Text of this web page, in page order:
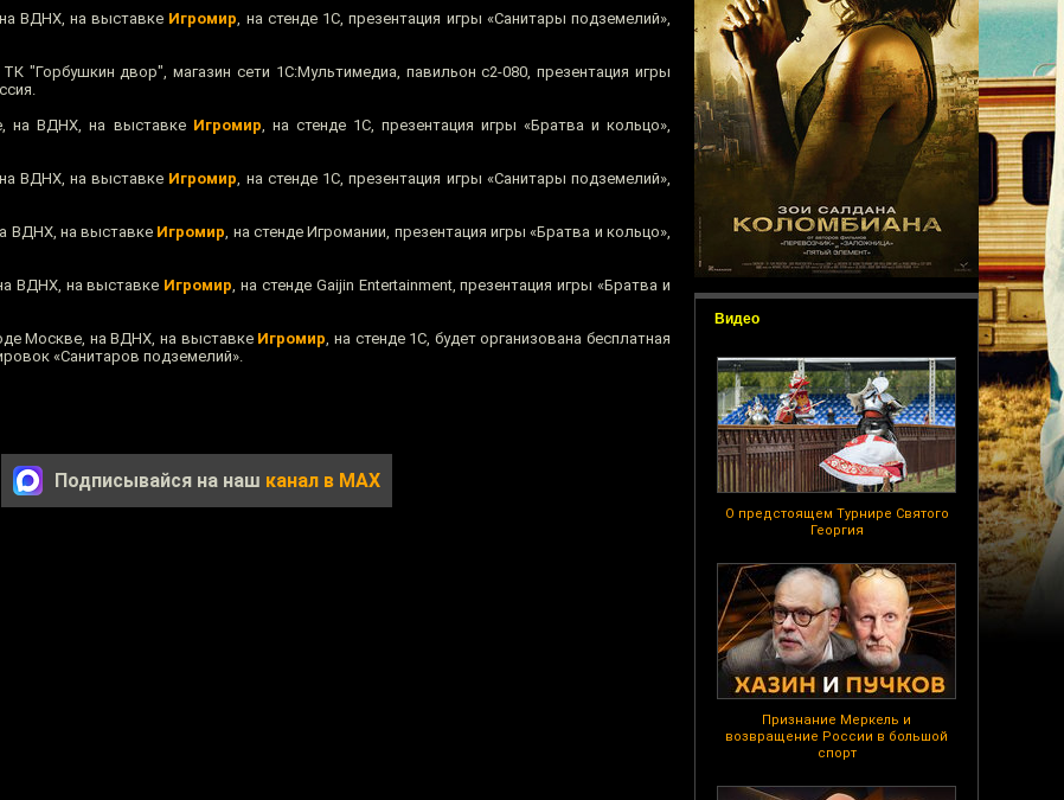
Видео
О предстоящем Турнире Святого
Георгия
Признание Меркель и
возвращение России в большой
спорт
ВДНХ, на выставке Игромир, на стенде 1С, презентация игры «Санитары подземелий»,
"Горбушкин двор", магазин сети 1С:Мультимедиа, павильон с2-080, презентация игры
на ВДНХ, на выставке Игромир, на стенде 1С, презентация игры «Братва и кольцо»,
ВДНХ, на выставке Игромир, на стенде 1С, презентация игры «Санитары подземелий»,
ВДНХ, на выставке Игромир, на стенде Игромании, презентация игры «Братва и кольцо»,
ВДНХ, на выставке Игромир, на стенде Gaijin Entertainment, презентация игры «Братва и
Москве, на ВДНХ, на выставке Игромир, на стенде 1С, будет организована бесплатная
«Санитаров подземелий».
Подписывайся на наш канал в MAX